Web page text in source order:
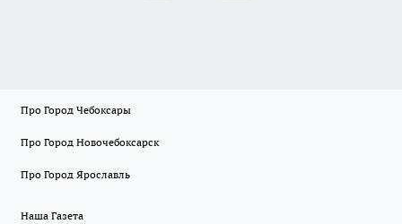
Про Город Чебоксары
Про Город Новочебоксарск
Про Город Ярославль
Наша Газета